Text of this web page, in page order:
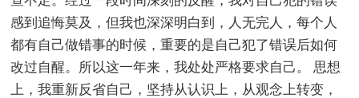
感到追悔莫及，但我也深深明白到，人无完人，每个人
都有自己做错事的时候，重要的是自己犯了错误后如何
改过自醒。所以这一年来，我处处严格要求自己。 思想
上，我重新反省自己，坚持从认识上，从观念上转变，